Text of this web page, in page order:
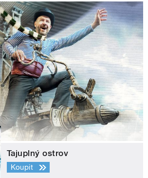
Tajuplný ostrov
Koupit